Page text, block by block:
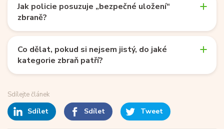
Jak policie posuzuje „bezpečné uložení“
zbraně?
Co dělat, pokud si nejsem jistý, do jaké
kategorie zbraň patří?
Sdílejte článek
Sdílet Sdílet Tweet